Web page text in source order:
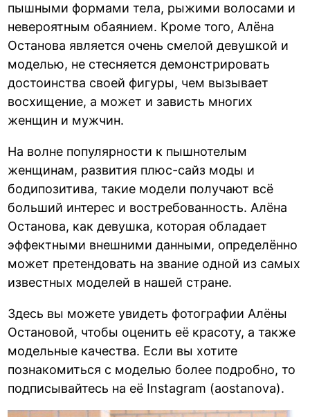
пышными формами тела, рыжими волосами и
невероятным обаянием. Кроме того, Алёна
Останова является очень смелой девушкой и
моделью, не стесняется демонстрировать
достоинства своей фигуры, чем вызывает
восхищение, а может и зависть многих
женщин и мужчин.
На волне популярности к пышнотелым
женщинам, развития плюс-сайз моды и
бодипозитива, такие модели получают всё
больший интерес и востребованность. Алёна
Останова, как девушка, которая обладает
эффектными внешними данными, определённо
может претендовать на звание одной из самых
известных моделей в нашей стране.
Здесь вы можете увидеть фотографии Алёны
Остановой, чтобы оценить её красоту, а также
модельные качества. Если вы хотите
познакомиться с моделью более подробно, то
подписывайтесь на её Instagram (aostanova).